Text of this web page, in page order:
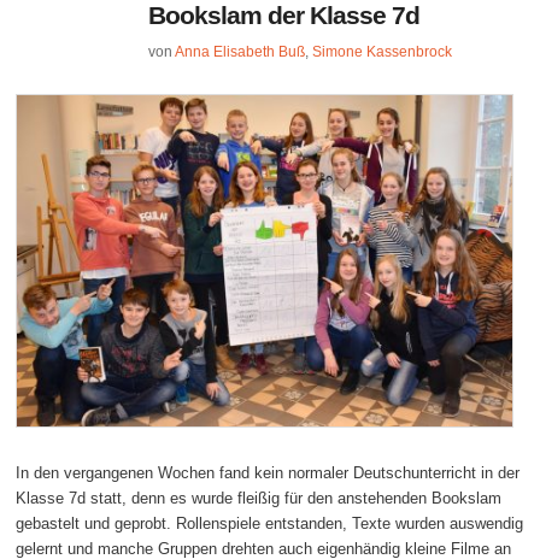
Bookslam der Klasse 7d
vonAnna Elisabeth Buß,Simone Kassenbrock
In den vergangenen Wochen fand kein normaler Deutschunterricht in der
Klasse 7d statt, denn es wurde fleißig für den anstehenden Bookslam
gebastelt und geprobt. Rollenspiele entstanden, Texte wurden auswendig
gelernt und manche Gruppen drehten auch eigenhändig kleine Filme an